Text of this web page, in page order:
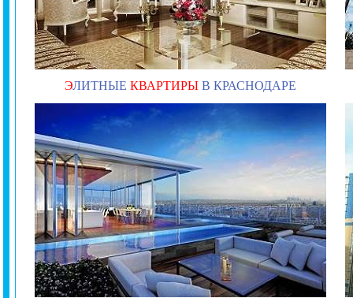
ЭЛИТНЫЕ КВАРТИРЫ В КРАСНОДАРЕ